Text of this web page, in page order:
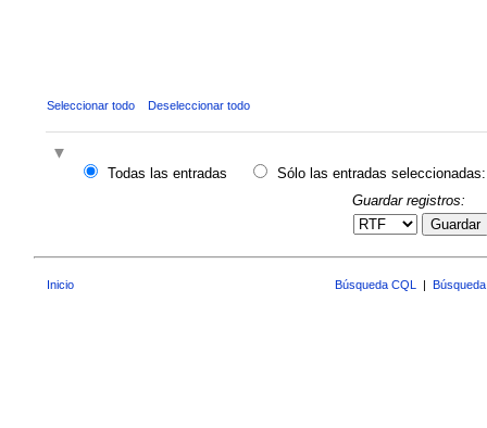
Seleccionar todo Deseleccionar todo
Todas las entradas
Sólo las entradas seleccionadas:
Guardar registros:
Guardar
Inicio Búsqueda CQL